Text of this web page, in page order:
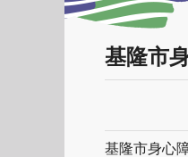
基隆市
基隆市身心